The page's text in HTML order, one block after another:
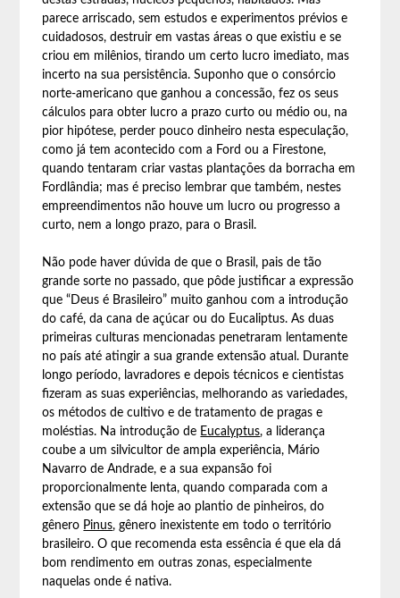
parece arriscado, sem estudos e experimentos prévios e
cuidadosos, destruir em vastas áreas o que existiu e se
criou em milênios, tirando um certo lucro imediato, mas
incerto na sua persistência. Suponho que o consórcio
norte-americano que ganhou a concessão, fez os seus
cálculos para obter lucro a prazo curto ou médio ou, na
pior hipótese, perder pouco dinheiro nesta especulação,
como já tem acontecido com a Ford ou a Firestone,
quando tentaram criar vastas plantações da borracha em
Fordlândia; mas é preciso lembrar que também, nestes
empreendimentos não houve um lucro ou progresso a
curto, nem a longo prazo, para o Brasil.
Não pode haver dúvida de que o Brasil, pais de tão
grande sorte no passado, que pôde justificar a expressão
que “Deus é Brasileiro” muito ganhou com a introdução
do café, da cana de açúcar ou do Eucaliptus. As duas
primeiras culturas mencionadas penetraram lentamente
no país até atingir a sua grande extensão atual. Durante
longo período, lavradores e depois técnicos e cientistas
fizeram as suas experiências, melhorando as variedades,
os métodos de cultivo e de tratamento de pragas e
moléstias. Na introdução de Eucalyptus, a liderança
coube a um silvicultor de ampla experiência, Mário
Navarro de Andrade, e a sua expansão foi
proporcionalmente lenta, quando comparada com a
extensão que se dá hoje ao plantio de pinheiros, do
gênero Pinus, gênero inexistente em todo o território
brasileiro. O que recomenda esta essência é que ela dá
bom rendimento em outras zonas, especialmente
naquelas onde é nativa.